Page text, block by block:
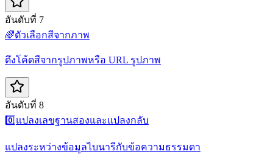
อันดับที่ 7
🌈ตัวเลือกสีจากภาพ
ดึงโค้ดสีจากรูปภาพหรือ URL รูปภาพ
อันดับที่ 8
0️⃣ แปลงเลขฐานสองและแปลงกลับ
แปลงระหว่างข้อมูลไบนารีกับข้อความธรรมดา